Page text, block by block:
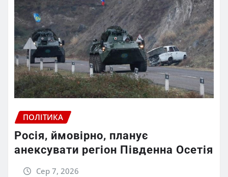
ПОЛІТИКА
Росія, ймовірно, планує
анексувати регіон Південна Осетія
Сер 7, 2026